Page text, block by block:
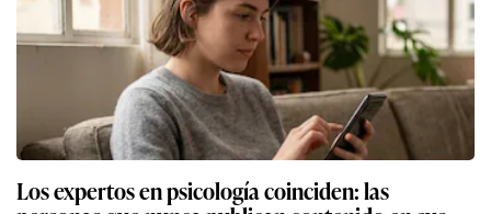
Los expertos en psicología coinciden: las